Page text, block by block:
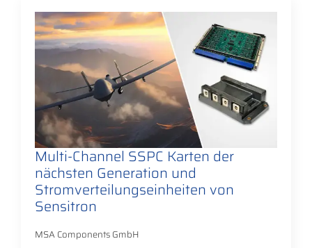
Multi-Channel SSPC Karten der
nächsten Generation und
Stromverteilungseinheiten von
Sensitron
MSA Components GmbH